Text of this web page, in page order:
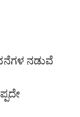
ನಡುವೆ